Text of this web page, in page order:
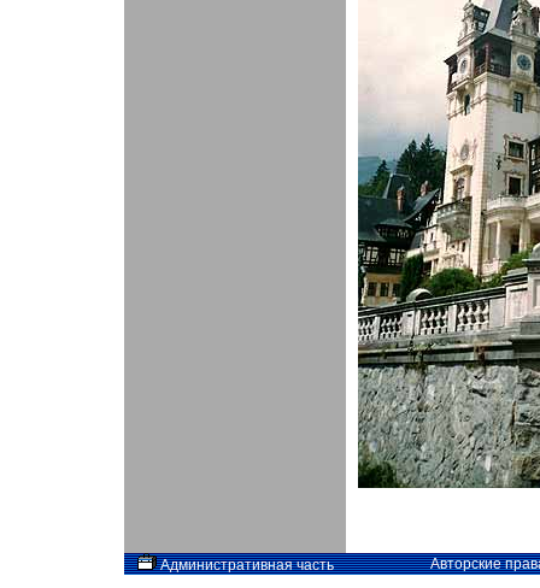
Административная часть Авторские